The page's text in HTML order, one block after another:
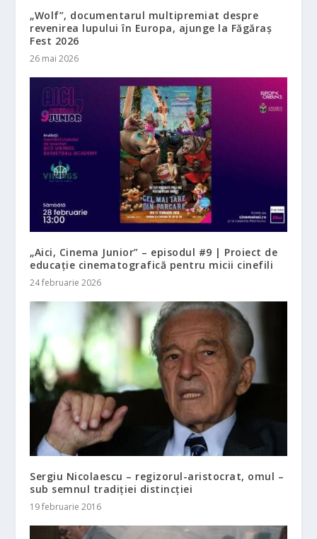
„Wolf”, documentarul multipremiat despre
revenirea lupului în Europa, ajunge la Făgăraș
Fest 2026
26 mai 2026
„Aici, Cinema Junior” – episodul #9 | Proiect de
educație cinematografică pentru micii cinefili
24 februarie 2026
Sergiu Nicolaescu – regizorul-aristocrat, omul –
sub semnul tradiției distincției
19 februarie 2016